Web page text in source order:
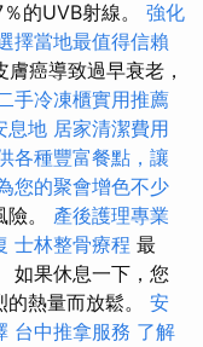
的UVB射線。 強化
擇當地最值得信賴
癌導致過早衰老，
手冷凍櫃實用推薦
息地 居家清潔費用
各種豐富餐點，讓
您的聚會增色不少
。 產後護理專業
士林整骨療程 最
如果休息一下，您
熱量而放鬆。 安
台中推拿服務 了解